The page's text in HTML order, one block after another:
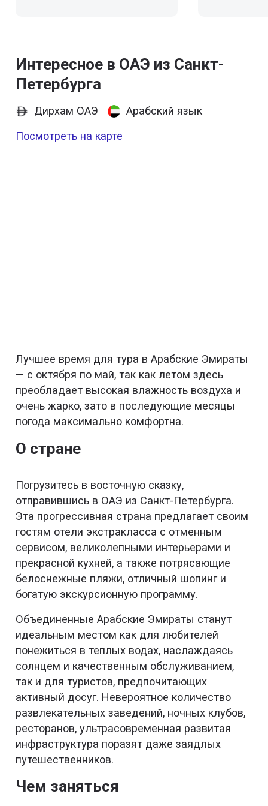
Интересное в ОАЭ из Санкт-
Петербурга
Дирхам ОАЭ
Арабский язык
Посмотреть на карте
Лучшее время для тура в Арабские Эмираты
— с октября по май, так как летом здесь
преобладает высокая влажность воздуха и
очень жарко, зато в последующие месяцы
погода максимально комфортна.
О стране
Погрузитесь в восточную сказку,
отправившись в ОАЭ из Санкт-Петербурга.
Эта прогрессивная страна предлагает своим
гостям отели экстракласса с отменным
сервисом, великолепными интерьерами и
прекрасной кухней, а также потрясающие
белоснежные пляжи, отличный шопинг и
богатую экскурсионную программу.
Объединенные Арабские Эмираты станут
идеальным местом как для любителей
понежиться в теплых водах, наслаждаясь
солнцем и качественным обслуживанием,
так и для туристов, предпочитающих
активный досуг. Невероятное количество
развлекательных заведений, ночных клубов,
ресторанов, ультрасовременная развитая
инфраструктура поразят даже заядлых
путешественников.
Чем заняться